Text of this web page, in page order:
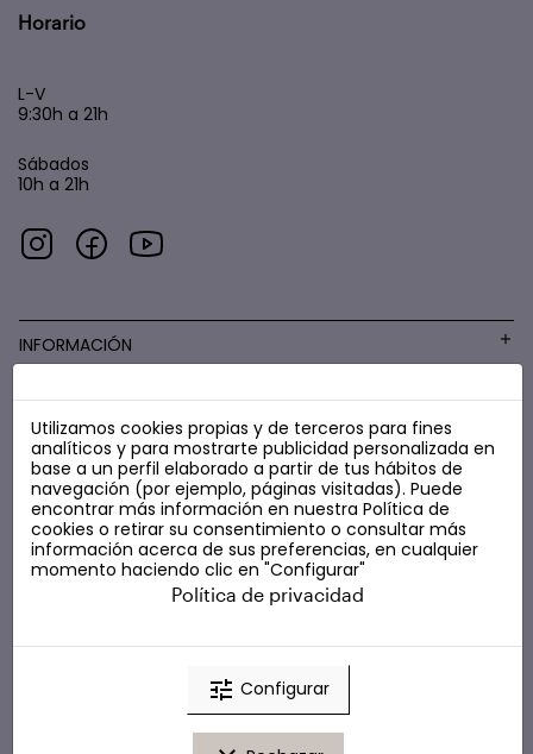
Horario
L-V
9:30h a 21h
Sábados
10h a 21h
INFORMACIÓN
COSMÉTICA LOW COST
Utilizamos cookies propias y de terceros para fines
analíticos y para mostrarte publicidad personalizada en
base a un perfil elaborado a partir de tus hábitos de
navegación (por ejemplo, páginas visitadas). Puede
encontrar más información en nuestra Política de
cookies o retirar su consentimiento o consultar más
información acerca de sus preferencias, en cualquier
momento haciendo clic en "Configurar"
Política de privacidad
tune Configurar